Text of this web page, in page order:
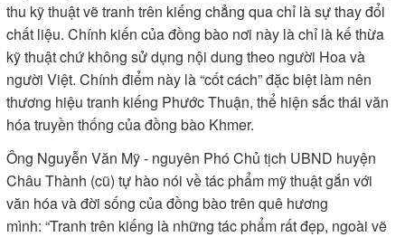
thu kỹ thuật vẽ tranh trên kiếng chẳng qua chỉ là sự thay đổi
chất liệu. Chính kiến của đồng bào nơi này là chỉ là kế thừa
kỹ thuật chứ không sử dụng nội dung theo người Hoa và
người Việt. Chính điểm này là “cốt cách” đặc biệt làm nên
thương hiệu tranh kiếng Phước Thuận, thể hiện sắc thái văn
hóa truyền thống của đồng bào Khmer.
Ông Nguyễn Văn Mỹ - nguyên Phó Chủ tịch UBND huyện
Châu Thành (cũ) tự hào nói về tác phẩm mỹ thuật gắn với
văn hóa và đời sống của đồng bào trên quê hương
mình: “Tranh trên kiếng là những tác phẩm rất đẹp, ngoài vẽ